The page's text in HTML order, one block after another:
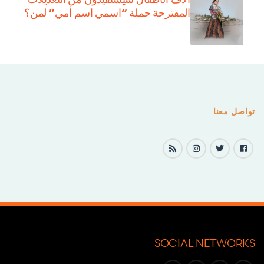
المقترحة حملة “اسمي اسم أمي” لمن؟
تواصل معنا
SOCIAL NETWORKS